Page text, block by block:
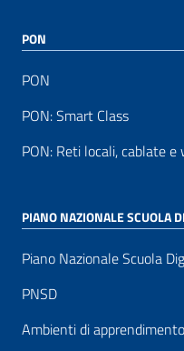
PON
PON
PON: Smart Class
PON: Reti locali, cablate
PIANO NAZIONALE SCUOLA
Piano Nazionale Scuola
PNSD
Ambienti di